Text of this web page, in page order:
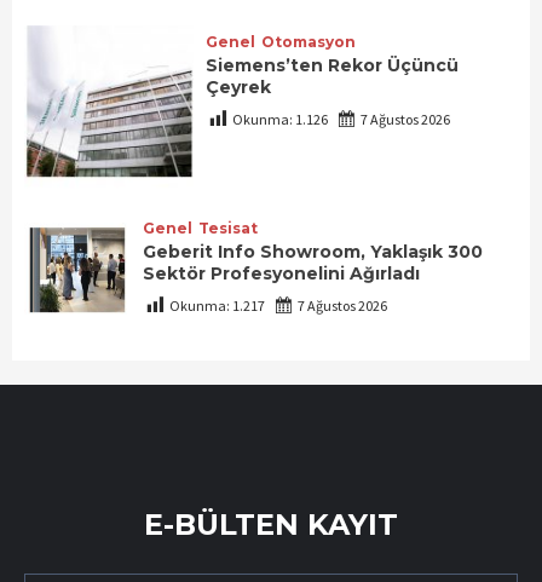
Genel Otomasyon
Siemens’ten Rekor Üçüncü
Çeyrek
Okunma: 1.126 7 Ağustos 2026
Genel Tesisat
Geberit Info Showroom, Yaklaşık 300
Sektör Profesyonelini Ağırladı
Okunma: 1.217 7 Ağustos 2026
E-BÜLTEN KAYIT